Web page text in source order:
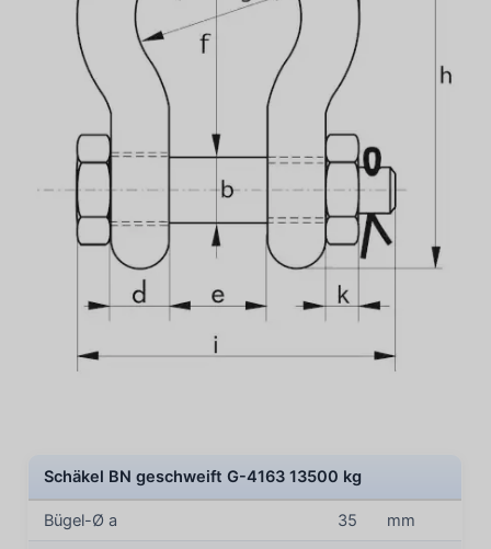
Schäkel BN geschweift G-4163 13500 kg
Bügel-Ø a 35 mm